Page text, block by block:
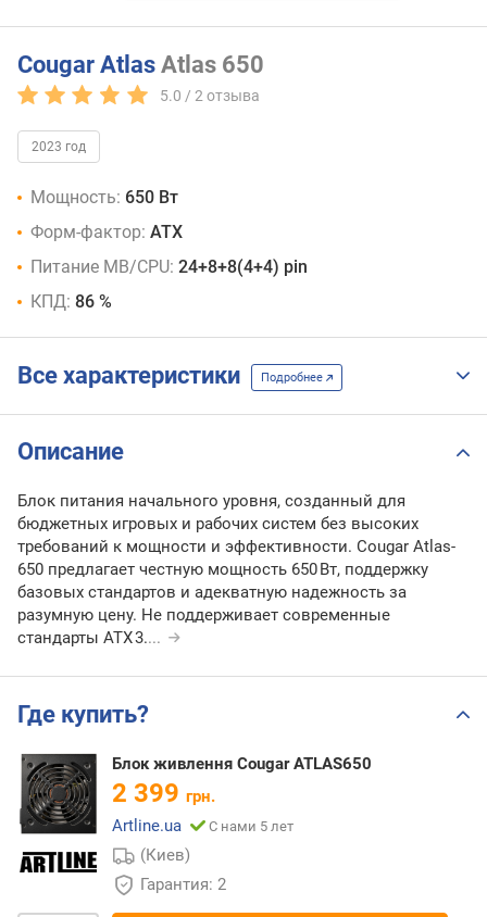
24+8+8(4+4) pin
Cougar Atlas Atlas 650
5.0 /2 отзыва
2023 год
Мощность: 650 Вт
Форм-фактор: ATX
Питание MB/CPU: 24+8+8(4+4) pin
КПД: 86 %
Все характеристики Подробнее
Описание
Блок питания начального уровня, созданный для
бюджетных игровых и рабочих систем без высоких
требований к мощности и эффективности. Cougar Atlas-
650 предлагает честную мощность 650 Вт, поддержку
базовых стандартов и адекватную надежность за
разумную цену. Не поддерживает современные
стандарты ATX 3....
Где купить?
Блок живлення Cougar ATLAS650
2 399 грн.
Artline.ua
С нами 5 лет
(Киев)
Гарантия: 2